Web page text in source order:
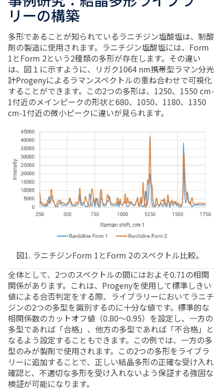
リーの構築
多形であることが知られているラニチジン塩酸塩は、制酸
剤の製造に使用されます。ラニチジン塩酸塩には、Form
1とForm 2という2種類の多形が存在します。その違い
は、図１に示すように、リガク1064 nm携帯型ラマン分光
計Progenyによるラマンスペクトルの重ね合わせで可視化
することができます。この2つの多形は、1250、1550 cm-
1付近のメインピークの形状と680、1050、1180、1350
cm-1付近の微小ピークに違いが見られます。
図1. ラニチジンForm 1とForm 2のスペクトル比較。
全体として、2つのスペクトルの間にはおよそ0.71の相関
関係があります。これは、Progenyを使用して標準しきい
値による合否判定をする際、ライブラリーにおいてラニチ
ジンの2つの多型を識別するのに十分な値です。標準的な
相関係数のカットオフ値（0.80～0.95）を設定し、一方の
多型であれば「合格」、他方の多型であれば「不合格」と
なるよう設定することもできます。この例では、一方の多
型のみが製剤で使用されます。この2つの多形をライブラ
リーに追加することで、正しい結晶多形の正確な受け入れ
確認と、不適切な多形を受け入れないよう保証する強固な
検証が可能になります。